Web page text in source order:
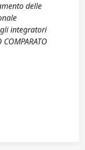
delle
integratori